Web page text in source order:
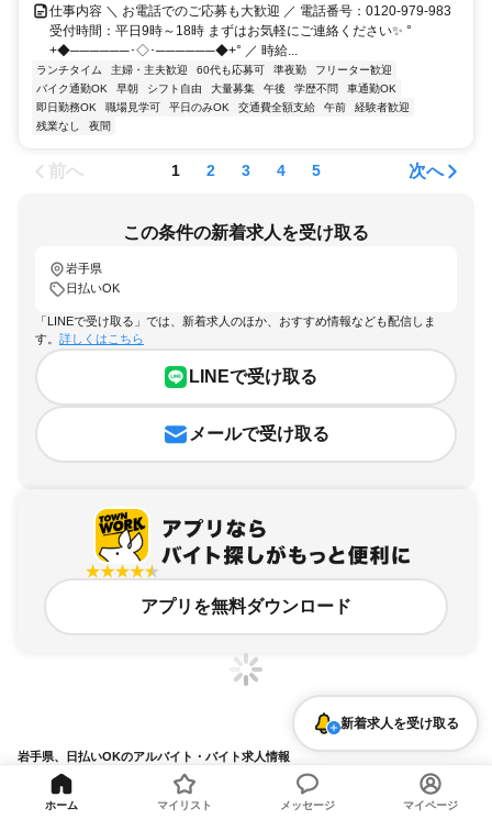
仕事内容 ＼ お電話でのご応募も大歓迎 ／ 電話番号：0120-979-983
受付時間：平日9時～18時 まずはお気軽にご連絡ください✨ °
+◆──────･◇･──────◆+° ／ 時給...
ランチタイム 主婦・主夫歓迎 60代も応募可 準夜勤
フリーター歓迎
バイク通勤OK
早朝 シフト自由 大量募集 午後 学歴不問
車通勤OK
即日勤務OK
職場見学可 平日のみOK 交通費全額支給 午前
経験者歓迎
残業なし
夜間
前へ 1 2 3 4 5 次へ
この条件の新着求人を受け取る
岩手県
日払いOK
「LINEで受け取る」では、新着求人のほか、おすすめ情報なども配信しま
す。 詳しくはこちら
LINEで受け取る
メールで受け取る
アプリを無料ダウンロード
岩手県、日払いOKのアルバイト・バイト求人情報
求人の詳細を表示
新着求人を受け取る
ホーム マイリスト メッセージ マイページ